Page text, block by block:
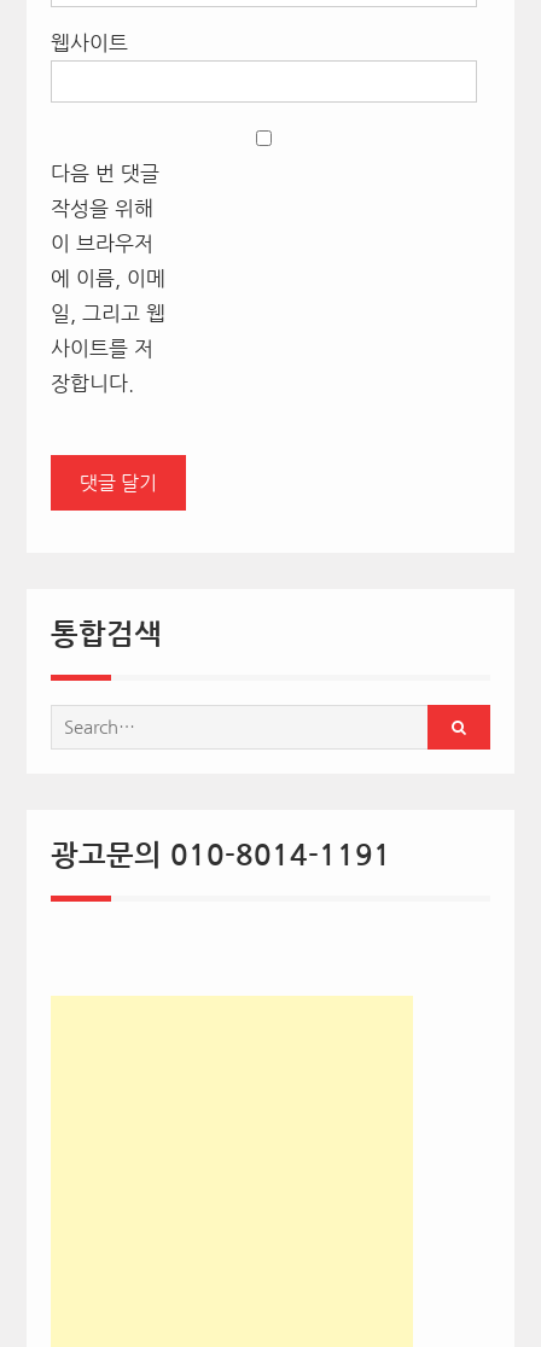
웹사이트
다음 번 댓글
작성을 위해
이 브라우저
에 이름, 이메
일, 그리고 웹
사이트를 저
장합니다.
통합검색
Search
for:
광고문의 010-8014-1191